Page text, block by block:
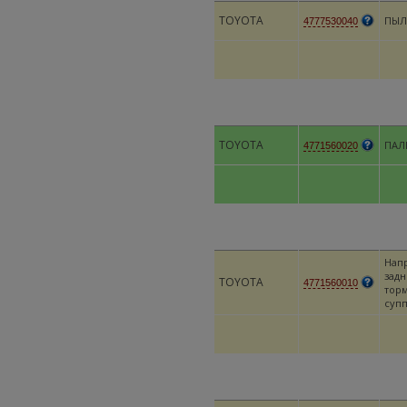
TOYOTA 4777530040
TOYOTA 4771560020
TOYOTA 4771560010